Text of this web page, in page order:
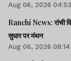
Aug 06, 2026
Ranchi News: रांची
सुधार पर मंथन
Aug 06, 2026